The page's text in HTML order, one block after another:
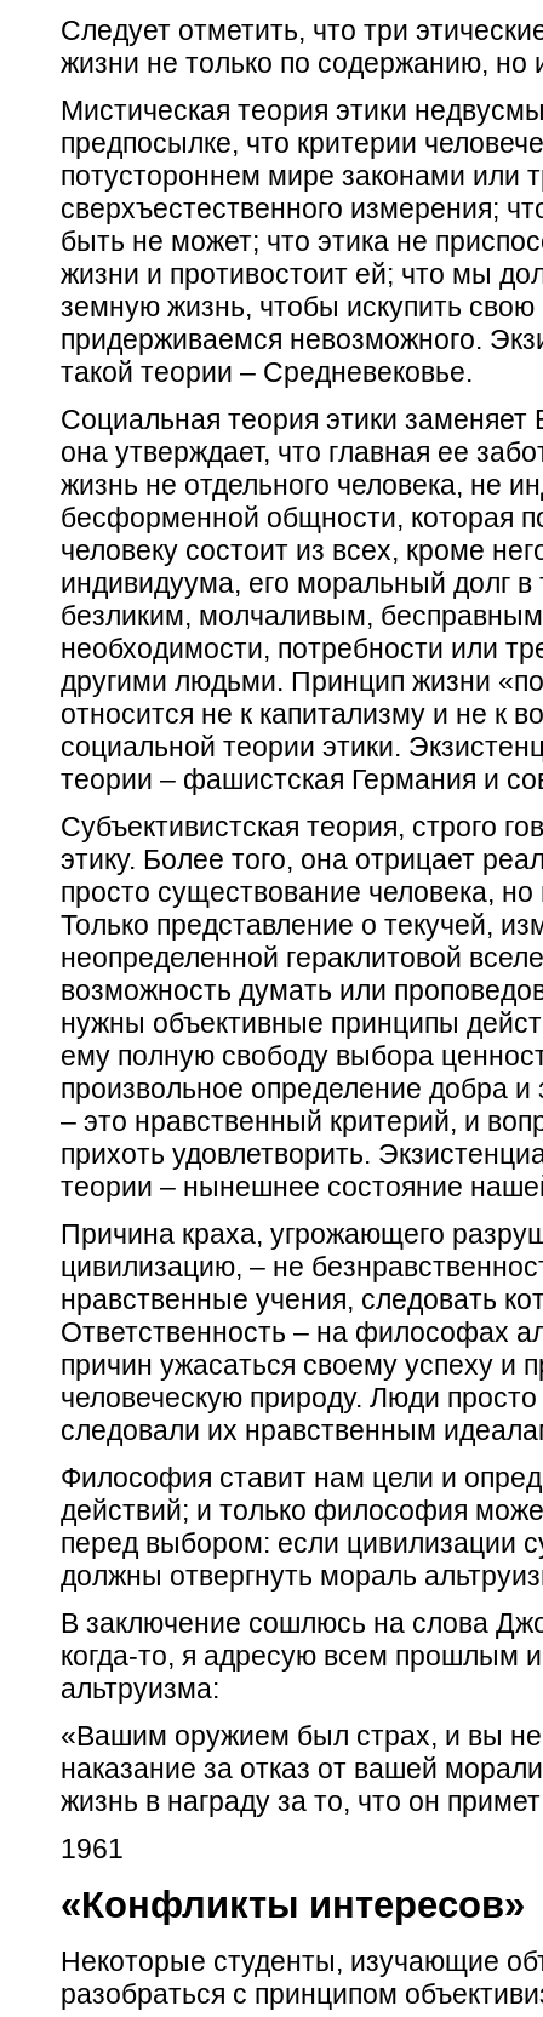
Следует отметить, что три
жизни не только по содержанию, но
Мистическая теория этики
предпосылке, что критерии
потустороннем мире законами или
сверхъестественного измерения;
быть не может; что этика не
жизни и противостоит ей; что мы
земную жизнь, чтобы искупить свою
придерживаемся невозможного.
такой теории – Средневековье.
Социальная теория этики
она утверждает, что главная ее
жизнь не отдельного человека, не
бесформенной общности, которая
человеку состоит из всех, кроме
индивидуума, его моральный долг
безликим, молчаливым,
необходимости, потребности или
другими людьми. Принцип жизни
относится не к капитализму и не к
социальной теории этики.
теории – фашистская Германия и
Субъективистская теория, строго
этику. Более того, она отрицает
просто существование человека, но
Только представление о текучей,
неопределенной гераклитовой
возможность думать или
нужны объективные принципы
ему полную свободу выбора
произвольное определение добра и
– это нравственный критерий, и
прихоть удовлетворить.
теории – нынешнее состояние
Причина краха, угрожающего
цивилизацию, – не
нравственные учения, следовать
Ответственность – на философах
причин ужасаться своему успеху и
человеческую природу. Люди
следовали их нравственным
Философия ставит нам цели и
действий; и только философия
перед выбором: если цивилизации
должны отвергнуть мораль
В заключение сошлюсь на слова
когда-то, я адресую всем прошлым
альтруизма:
«Вашим оружием был страх, и вы
наказание за отказ от вашей
жизнь в награду за то, что он
1961
«Конфликты интересов»
Некоторые студенты, изучающие
разобраться с принципом